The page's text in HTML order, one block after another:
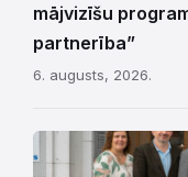
mājvizīšu
partnerība”
6. augusts, 2026.